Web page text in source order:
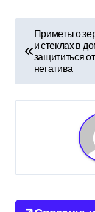
в
и
ц
и
Приметы о
и стеклах в
защититься от
негатива